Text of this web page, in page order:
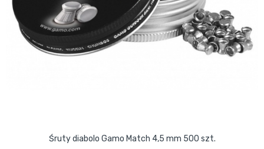
Śruty diabolo Gamo Match 4,5 mm 500 szt.